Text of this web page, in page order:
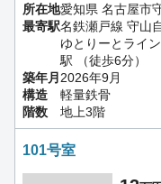
所在地愛知県 名古屋市
最寄駅名鉄瀬戸線 守山
ゆとりーとライ
駅 （徒歩6分）
築年月 2026年9月
構造
軽量鉄骨
階数
地上3階
101号室